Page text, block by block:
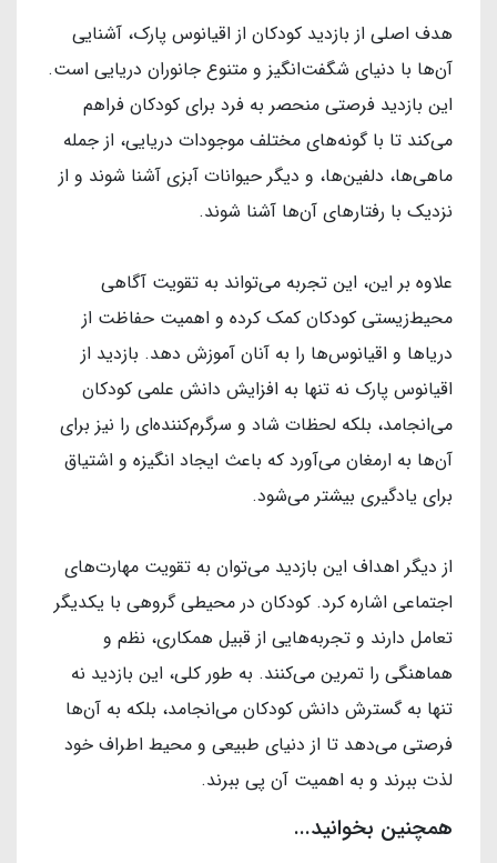
هدف اصلی از بازدید کودکان از اقیانوس پارک، آشنایی
آن‌ها با دنیای شگفت‌انگیز و متنوع جانوران دریایی است.
این بازدید فرصتی منحصر به فرد برای کودکان فراهم
می‌کند تا با گونه‌های مختلف موجودات دریایی، از جمله
ماهی‌ها، دلفین‌ها، و دیگر حیوانات آبزی آشنا شوند و از
نزدیک با رفتارهای آن‌ها آشنا شوند.
علاوه بر این، این تجربه می‌تواند به تقویت آگاهی
محیط‌زیستی کودکان کمک کرده و اهمیت حفاظت از
دریاها و اقیانوس‌ها را به آنان آموزش دهد. بازدید از
اقیانوس پارک نه تنها به افزایش دانش علمی کودکان
می‌انجامد، بلکه لحظات شاد و سرگرم‌کننده‌ای را نیز برای
آن‌ها به ارمغان می‌آورد که باعث ایجاد انگیزه و اشتیاق
برای یادگیری بیشتر می‌شود.
از دیگر اهداف این بازدید می‌توان به تقویت مهارت‌های
اجتماعی اشاره کرد. کودکان در محیطی گروهی با یکدیگر
تعامل دارند و تجربه‌هایی از قبیل همکاری، نظم و
هماهنگی را تمرین می‌کنند. به طور کلی، این بازدید نه
تنها به گسترش دانش کودکان می‌انجامد، بلکه به آن‌ها
فرصتی می‌دهد تا از دنیای طبیعی و محیط اطراف خود
لذت ببرند و به اهمیت آن پی ببرند.
همچنین بخوانید...